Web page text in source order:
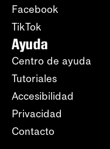
Facebook
TikTok
Ayuda
Centro de ayuda
Tutoriales
Accesibilidad
Privacidad
Contacto